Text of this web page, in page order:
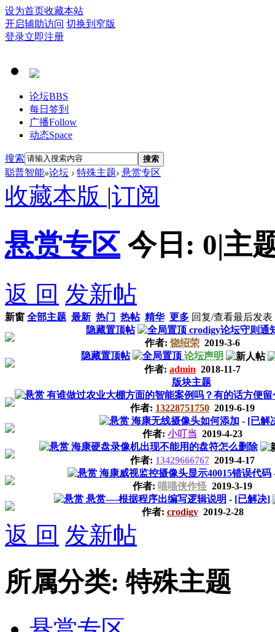
设为首页收藏本站
开启辅助访问 切换到窄版
登录立即注册
论坛BBS
每日签到
广播Follow
动态Space
搜索 搜索
聪普智能»论坛 › 特殊主题› 悬赏专区
收藏本版 |订阅
悬赏专区 今日: 0|主
返 回 发新帖
新窗 全部主题 最新 热门 热帖 精华 更多 回复/查看最后发表
隐藏置顶帖
crodigy论坛守则通
作者: 饶绍荣 2019-3-6
隐藏置顶帖
论坛声明
作者: admin 2018-11-7
版块主题
有谁做过农业大棚方面的智能案例吗？有的话方便留
作者: 13228751750 2019-6-19
海康无线摄像头如何添加 - [已解
作者: 小叮当 2019-4-23
海康硬盘录像机出现不能用的盘符怎么删除
作者: 13429666767 2019-4-17
海康威视监控摄像头显示40015错误代码
作者: 喵喵侠作怪 2019-3-19
悬赏-—根据程序出编写逻辑说明 - [已解决]
作者: crodigy2019-2-28
返 回 发新帖
所属分类: 特殊主题